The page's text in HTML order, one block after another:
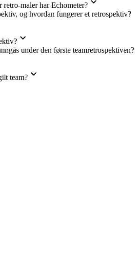
maler har Echometer?
og hvordan fungerer et retrospektiv?
under den første teamretrospektiven?
team?